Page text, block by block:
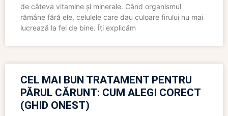
de câteva vitamine și minerale. Când organismul
rămâne fără ele, celulele care dau culoare firului nu mai
lucrează la fel de bine. Îți explicăm
CEL MAI BUN TRATAMENT PENTRU
PĂRUL CĂRUNT: CUM ALEGI CORECT
(GHID ONEST)